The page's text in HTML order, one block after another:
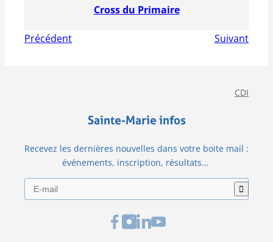
Cross du Primaire
Précédent Suivant
CDI
Sainte-Marie infos
Recevez les dernières nouvelles dans votre boite mail :
événements, inscription, résultats…
